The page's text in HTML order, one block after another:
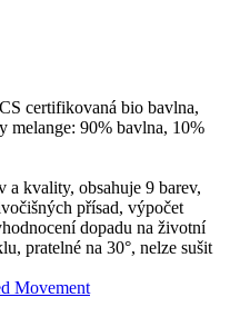
certifikovaná bio bavlna,
melange: 90% bavlna, 10%
a kvality, obsahuje 9 barev,
přísad, výpočet
dopadu na životní
pratelné na 30°, nelze sušit
Movement